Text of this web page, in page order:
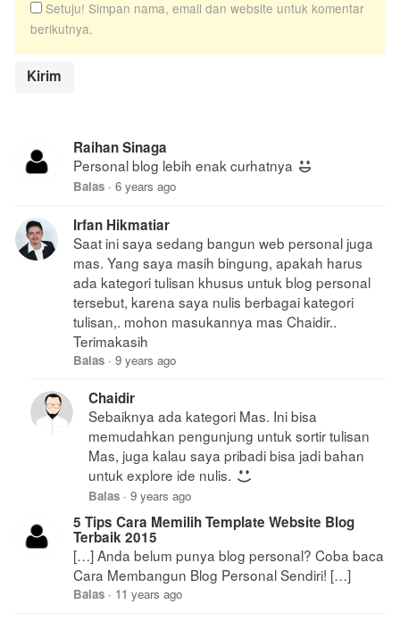
Setuju! Simpan nama, email dan website untuk komentar
berikutnya.
Raihan Sinaga
Personal blog lebih enak curhatnya
Balas · 6 years ago
Irfan Hikmatiar
Saat ini saya sedang bangun web personal juga
mas. Yang saya masih bingung, apakah harus
ada kategori tulisan khusus untuk blog personal
tersebut, karena saya nulis berbagai kategori
tulisan,. mohon masukannya mas Chaidir..
Terimakasih
Balas · 9 years ago
Chaidir
Sebaiknya ada kategori Mas. Ini bisa
memudahkan pengunjung untuk sortir tulisan
Mas, juga kalau saya pribadi bisa jadi bahan
untuk explore ide nulis.
Balas · 9 years ago
5 Tips Cara Memilih Template Website Blog
Terbaik 2015
[…] Anda belum punya blog personal? Coba baca
Cara Membangun Blog Personal Sendiri! […]
Balas · 11 years ago